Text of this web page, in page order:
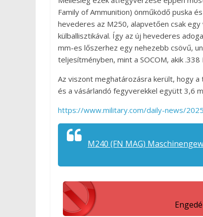
Family of Ammunition) önműködő puska
hevederes az M250, alapvetően csak
külballisztikával. Így az új hevederes
mm-es lőszerhez egy nehezebb csövű,
teljesítményben, mint a SOCOM, akik
Az viszont meghatározásra került, hogy
és a vásárlandó fegyverekkel együtt 3,6
https://www.military.com/daily-news/
M240 (FN MAG)